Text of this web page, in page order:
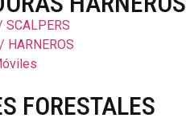
SCALPERS
HARNEROS
FORESTALES